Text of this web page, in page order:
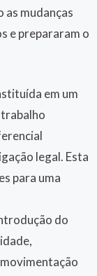
as mudanças
e prepararam o
em um
legal. Esta
para uma
do